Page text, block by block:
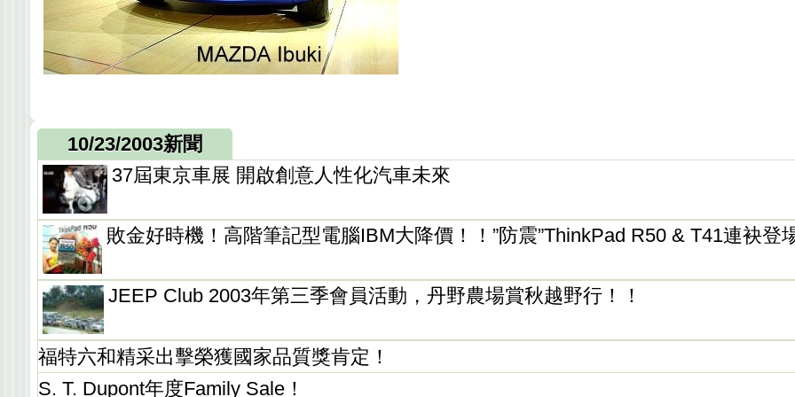
10/23/2003新聞
37屆東京車展 開啟創意人性化汽車未來
敗金好時機！高階筆記型電腦IBM大降價！！”防震”ThinkPad R50 & T41連袂登
JEEP Club 2003年第三季會員活動，丹野農場賞秋越野行！！
福特六和精采出擊榮獲國家品質獎肯定！
S. T. Dupont年度Family Sale！